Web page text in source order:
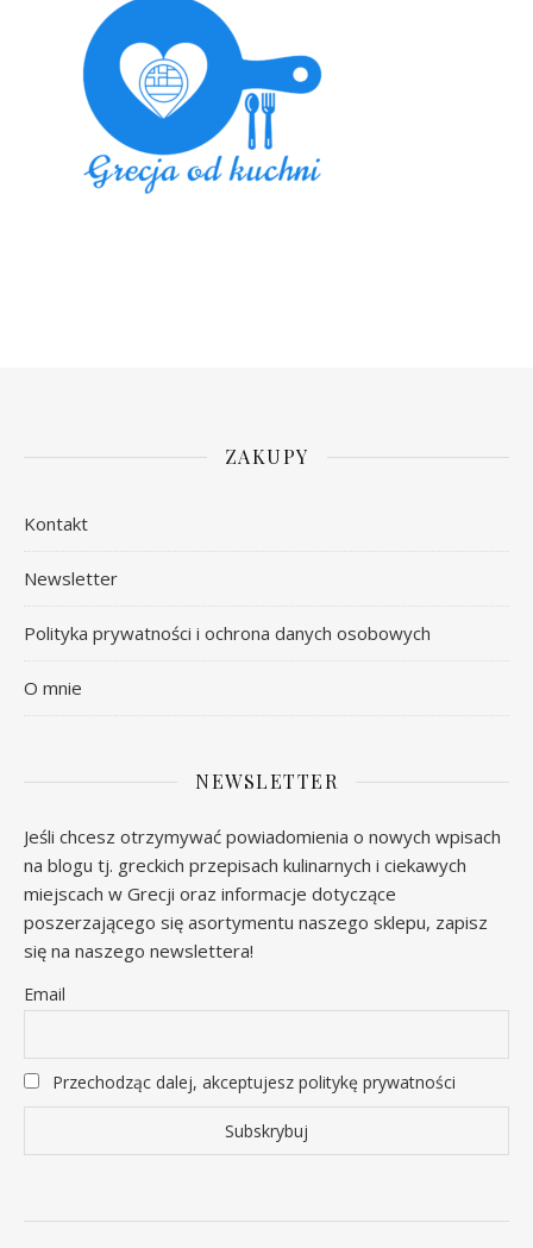
ZAKUPY
Kontakt
Newsletter
Polityka prywatności i ochrona danych osobowych
O mnie
NEWSLETTER
Jeśli chcesz otrzymywać powiadomienia o nowych wpisach
na blogu tj. greckich przepisach kulinarnych i ciekawych
miejscach w Grecji oraz informacje dotyczące
poszerzającego się asortymentu naszego sklepu, zapisz
się na naszego newslettera!
Email
Przechodząc dalej, akceptujesz politykę prywatności